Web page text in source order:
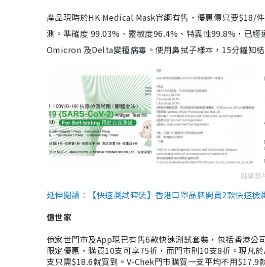
產品現時於HK Medical Mask官網有售，優惠價只要$18/
測。準確度 99.03%、靈敏度96.4%、特異性99.8%，已
Omicron 及Delta變種病毒。使用鼻拭子樣本，15分鐘知結
點擊圖
延伸閱讀：【快速測試套裝】香港口罩品牌開賣2款快速
億世家
億家世門市及App現已有售6款快速測試套裝，包括香港
限定優惠，購買10支可享75折，而門市則10支8折。現
支只需$18.6就買到。V-Chek門市購買一支平均不用$17.9